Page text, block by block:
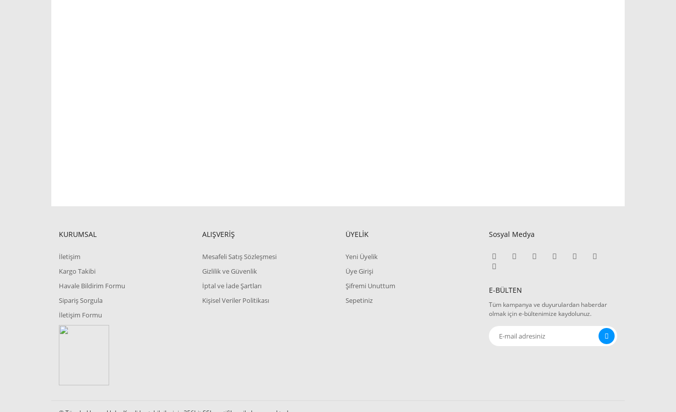
KURUMSAL
İletişim
Kargo Takibi
Havale Bildirim Formu
Sipariş Sorgula
İletişim Formu
ALIŞVERİŞ
Mesafeli Satış Sözleşmesi
Gizlilik ve Güvenlik
İptal ve İade Şartları
Kişisel Veriler Politikası
ÜYELİK
Yeni Üyelik
Üye Girişi
Şifremi Unuttum
Sepetiniz
Sosyal Medya
E-BÜLTEN
Tüm kampanya ve duyurulardan haberdar
olmak için e-bültenimize kaydolunuz.